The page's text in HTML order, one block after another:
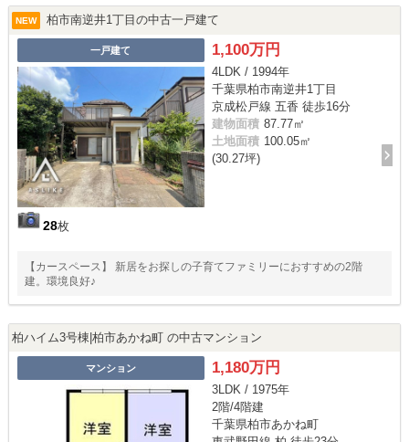
NEW 柏市南逆井1丁目の中古一戸建て
一戸建て
28枚
1,100万円
4LDK / 1994年
千葉県柏市南逆井1丁目
京成松戸線 五香 徒歩16分
建物面積 87.77㎡
土地面積 100.05㎡
(30.27坪)
【カースペース】 新居をお探しの子育てファミリーにおすすめの2階
建。環境良好♪
柏ハイム3号棟|柏市あかね町 の中古マンション
マンション 1,180万円
3LDK / 1975年
2階/4階建
千葉県柏市あかね町